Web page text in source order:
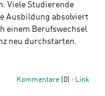
Viele Studierende
Ausbildung absolviert
einem Berufswechsel
neu durchstarten.
Kommentare (0) · Link